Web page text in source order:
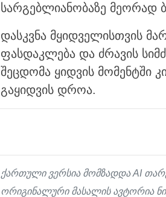
სარგებლიანობაზე მეორად
დასკვნა მყიდველისთვის
ფასდაკლება და ძრავის
შეცდომა ყიდვის მომენტში
გაყიდვის დროა.
ქართული ვერსია მომზადდა AI
ორიგინალური მასალის ავტორია